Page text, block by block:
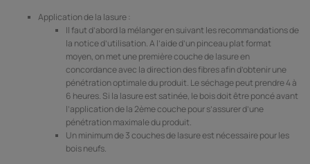
Application de la lasure :
Il faut d’abord la mélanger en suivant les recommandations de
la notice d’utilisation. A l’aide d’un pinceau plat format
moyen, on met une première couche de lasure en
concordance avec la direction des fibres afin d’obtenir une
pénétration optimale du produit. Le séchage peut prendre 4 à
6 heures. Si la lasure est satinée, le bois doit être poncé avant
l’application de la 2ème couche pour s’assurer d’une
pénétration maximale du produit.
Un minimum de 3 couches de lasure est nécessaire pour les
bois neufs.